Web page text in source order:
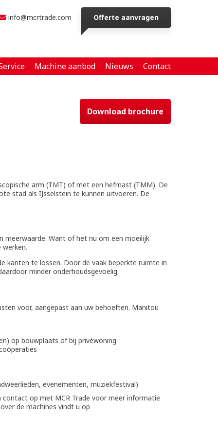
info@mcrtrade.com Offerte aanvragen
Machine aanbod Nieuws Contact
Download brochure
arm (TMT) of met een hefmast (TMM). De
stad als IJsselstein te kunnen uitvoeren. De
meerwaarde. Want of het nu om een moeilijk
kanten te lossen. Door de vaak beperkte ruimte in
minder onderhoudsgevoelig.
voor, aangepast aan uw behoeften. Manitou
op bouwplaats of bij privéwoning
evenementen, muziekfestival)
contact op met MCR Trade voor meer informatie
de machines vindt u op